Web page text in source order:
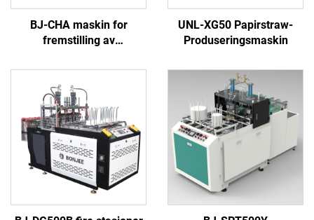
BJ-CHA maskin for
fremstilling av
UNL-XG50 Papirstraw-
Produseringsmaskin